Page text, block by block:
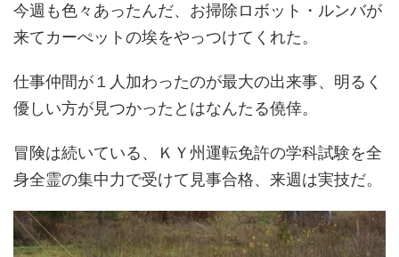
今週も色々あったんだ、お掃除ロボット・ルンバが
来てカーぺットの埃をやっつけてくれた。
仕事仲間が１人加わったのが最大の出来事、明るく
優しい方が見つかったとはなんたる僥倖。
冒険は続いている、ＫＹ州運転免許の学科試験を全
身全霊の集中力で受けて見事合格、来週は実技だ。